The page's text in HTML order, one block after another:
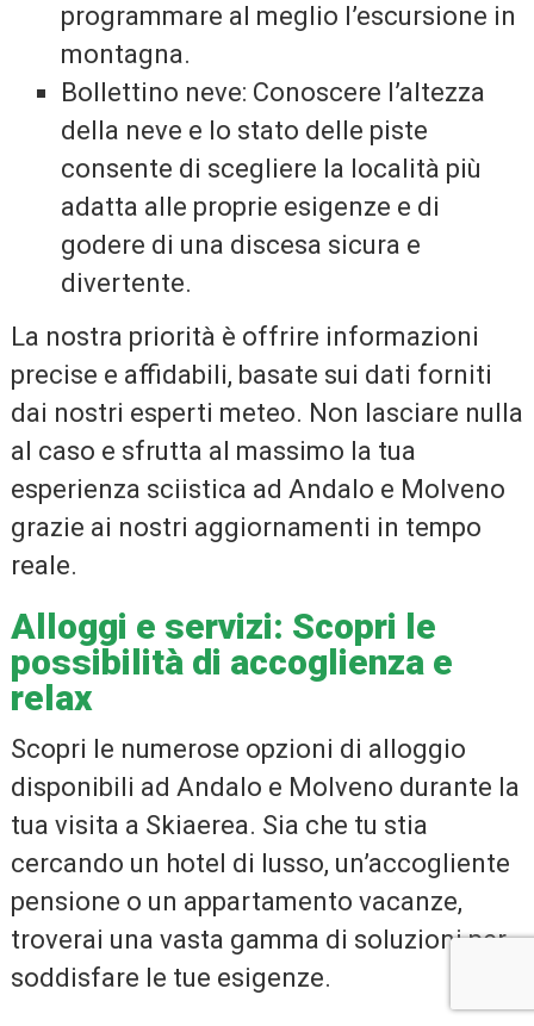
programmare al meglio l’escursione in
montagna.
Bollettino neve: Conoscere l’altezza
della neve e lo stato delle piste
consente di scegliere la località più
adatta alle proprie esigenze e di
godere di una discesa sicura e
divertente.
La nostra priorità è offrire informazioni
precise e affidabili, basate sui dati forniti
dai nostri esperti meteo. Non lasciare nulla
al caso e sfrutta al massimo la tua
esperienza sciistica ad Andalo e Molveno
grazie ai nostri aggiornamenti in tempo
reale.
Alloggi e servizi: Scopri le
possibilità di accoglienza e
relax
Scopri le numerose opzioni di alloggio
disponibili ad Andalo e Molveno durante la
tua visita a Skiaerea. Sia che tu stia
cercando un hotel di lusso, un’accogliente
pensione o un appartamento vacanze,
troverai una vasta gamma di soluzioni per
soddisfare le tue esigenze.